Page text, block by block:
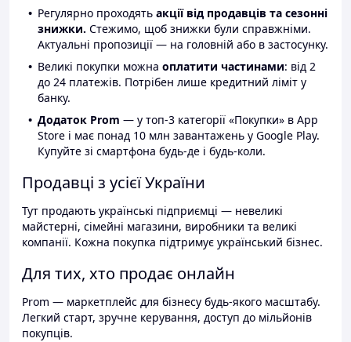
Регулярно проходять акції від продавців та сезонні
знижки. Стежимо, щоб знижки були справжніми.
Актуальні пропозиції — на головній або в застосунку.
Великі покупки можна оплатити частинами: від 2
до 24 платежів. Потрібен лише кредитний ліміт у
банку.
Додаток Prom — у топ-3 категорії «Покупки» в App
Store і має понад 10 млн завантажень у Google Play.
Купуйте зі смартфона будь-де і будь-коли.
Продавці з усієї України
Тут продають українські підприємці — невеликі
майстерні, сімейні магазини, виробники та великі
компанії. Кожна покупка підтримує український бізнес.
Для тих, хто продає онлайн
Prom — маркетплейс для бізнесу будь-якого масштабу.
Легкий старт, зручне керування, доступ до мільйонів
покупців.